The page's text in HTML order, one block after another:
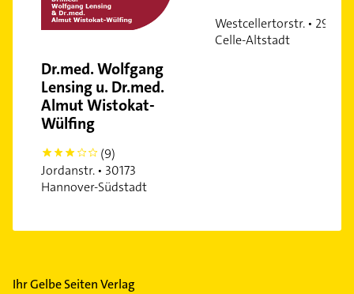
Oberricklingen
Oststadt
Südstadt
Sahlkamp
Vahrenwald
Vinnhorst
Wülferode
Waldheim
Zoo
Dr.med. Wolfgang
Lensing u. Dr.med.
Almut Wistokat-
Wülfing
3
(9)
Jordanstr. • 30173
Hannover-Südstadt
Westcellertorstr. • 29221
Celle-Altstadt
Ihr Gelbe Seiten Verlag